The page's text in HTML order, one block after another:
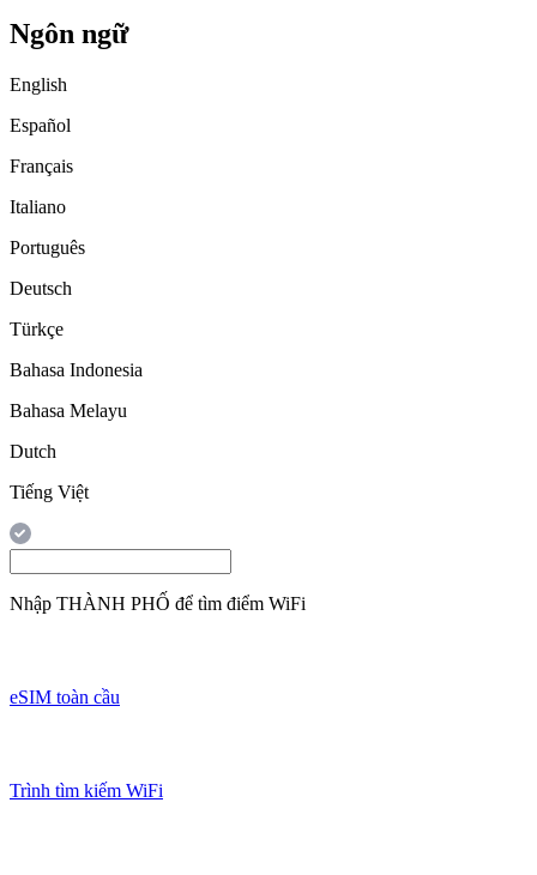
Ngôn ngữ
English
Español
Français
Italiano
Português
Deutsch
Türkçe
Bahasa Indonesia
Bahasa Melayu
Dutch
Tiếng Việt
Nhập THÀNH PHỐ để tìm điểm WiFi
eSIM toàn cầu
Trình tìm kiếm WiFi